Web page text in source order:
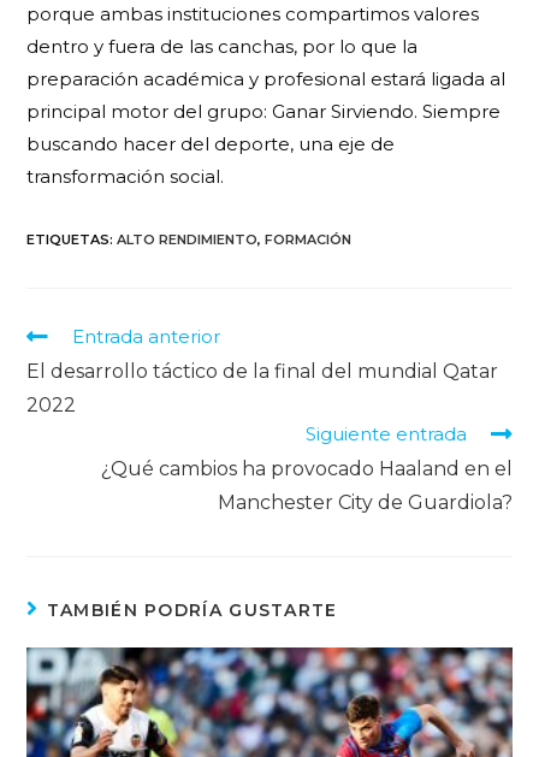
porque ambas instituciones compartimos valores
dentro y fuera de las canchas, por lo que la
preparación académica y profesional estará ligada al
principal motor del grupo: Ganar Sirviendo. Siempre
buscando hacer del deporte, una eje de
transformación social.
ETIQUETAS:ALTO RENDIMIENTO, FORMACIÓN
Entrada anterior
El desarrollo táctico de la final del mundial Qatar
2022
Siguiente entrada
¿Qué cambios ha provocado Haaland en el
Manchester City de Guardiola?
TAMBIÉN PODRÍA GUSTARTE